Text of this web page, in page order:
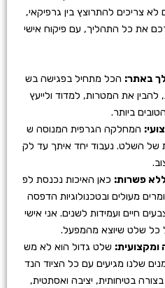
צריכים להתרוצץ בין גרפיקאי,
את כל התהליך, עם פיקוח אישי
הכל מתחיל בפגישה בש
את המטרות, למדוד ולייעץ
ביותר.
המחלקה הגרפית המנוסה ש
של השלט. נעבוד יחד איתך עד לק
כאן האיכות נכנסת לפ
מעולים ובטכנולוגיות הדפסה
חיים ועמידות לשנים. אני אישי
שלט שיוצא מהמפעל.
שלט גדול הוא לא מש
שלנו מגיעים עם כל הציוד הנד
בטיחותית, יציבה ואסתטית,